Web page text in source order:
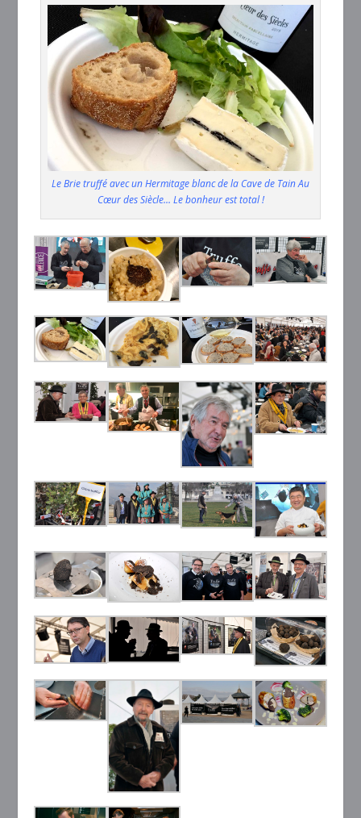
Le Brie truffé avec un Hermitage blanc de la Cave de Tain Au
Cœur des Siècle… Le bonheur est total !